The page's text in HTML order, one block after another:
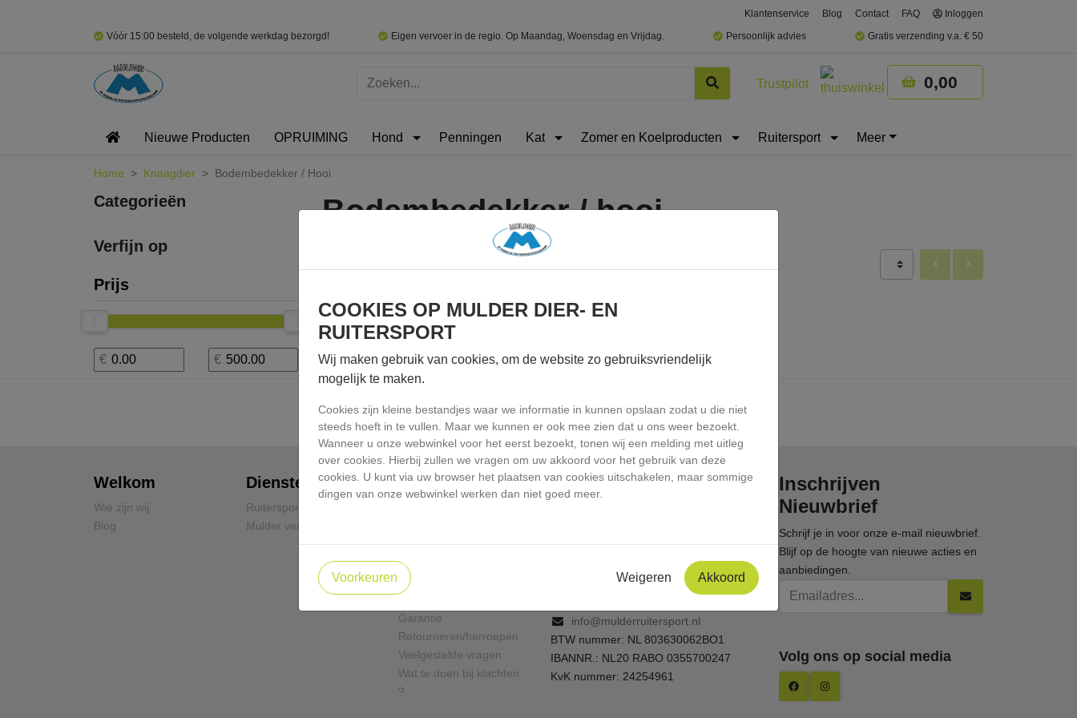
Klantenservice Blog Contact FAQ
Inloggen
Vóór 15:00 besteld, de volgende werkdag bezorgd!
Eigen vervoer in de regio. Op Maandag, Woensdag en Vrijdag. Persoonlijk advies Gratis verzending v.a. € 50
Zoeken
Trustpilot Winkelmandje
0,00
Nieuwe Producten OPRUIMING Hond Penningen Kat Zomer en Koelproducten Ruitersport Meer
Home Knaagdier Bodembedekker / Hooi
Categorieën
Verfijn op
Prijs
Bodembedekker / hooi
Welkom
Wie zijn wij
Blog
Diensten
Ruitersport
Mulder verhuur
Klantenservice
Bestellen en betalen
Betaalmogelijkheden en
Garantie
Retourneren/herroepen
Veelgestelde vragen
Wat te doen bij klachten
?
Contact
0181-404402
info@mulderruitersport.nl
BTW nummer: NL 803630062BO1
IBANNR.: NL20 RABO 0355700247
KvK nummer: 24254961
Inschrijven
Nieuwbrief
Schrijf je in voor onze e-mail nieuwbrief.
Blijf op de hoogte van nieuwe acties en
aanbiedingen.
Emailadres
Button
Volg ons op social media
COOKIES OP MULDER DIER- EN
RUITERSPORT
Wij maken gebruik van cookies, om de website zo gebruiksvriendelijk
mogelijk te maken.
Cookies zijn kleine bestandjes waar we informatie in kunnen opslaan zodat u die niet
steeds hoeft in te vullen. Maar we kunnen er ook mee zien dat u ons weer bezoekt.
Wanneer u onze webwinkel voor het eerst bezoekt, tonen wij een melding met uitleg
over cookies. Hierbij zullen we vragen om uw akkoord voor het gebruik van deze
cookies. U kunt via uw browser het plaatsen van cookies uitschakelen, maar sommige
dingen van onze webwinkel werken dan niet goed meer.
Voorkeuren Weigeren Akkoord